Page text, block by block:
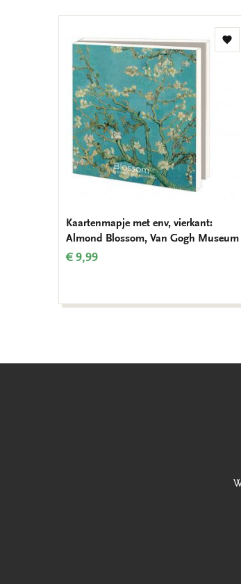
Kaartenmapje met env, vierkant:
Almond Blossom, Van Gogh Museum
€ 9,99